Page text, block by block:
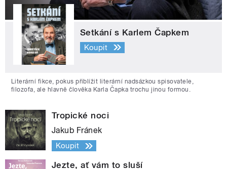
Setkání s Karlem Čapkem
Koupit
Literární fikce, pokus přiblížit literární nadsázkou spisovatele,
filozofa, ale hlavně člověka Karla Čapka trochu jinou formou.
Tropické noci
Jakub Fránek
Koupit
Jezte, ať vám to sluší